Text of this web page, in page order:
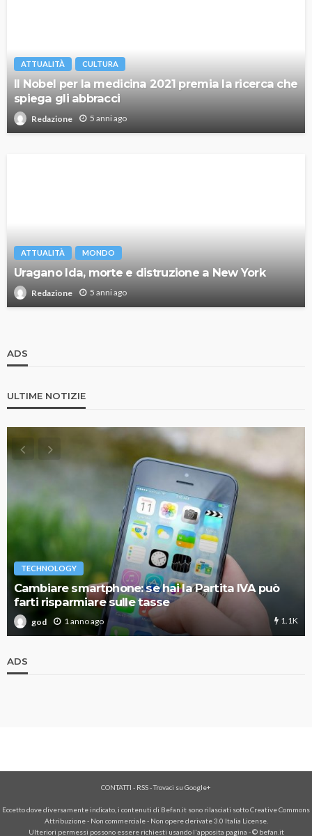
ATTUALITÀ CULTURA
Il Nobel per la medicina 2021 premia la ricerca che
spiega gli abbracci
Redazione 5 anni ago
ATTUALITÀ MONDO
Uragano Ida, morte e distruzione a New York
Redazione 5 anni ago
ADS
ULTIME NOTIZIE
TECHNOLOGY
Cambiare smartphone: se hai la Partita IVA può
farti risparmiare sulle tasse
god 1 anno ago 1.1K
ADS
CONTATTI - RSS-Trovaci su Google+
Eccetto dove diversamente indicato, i contenuti di Befan.it sono rilasciati sotto Creative Commons
Attribuzione - Non commerciale - Non opere derivate 3.0 Italia License.
Ulteriori permessi possono essere richiesti usando l'apposita pagina - © befan.it